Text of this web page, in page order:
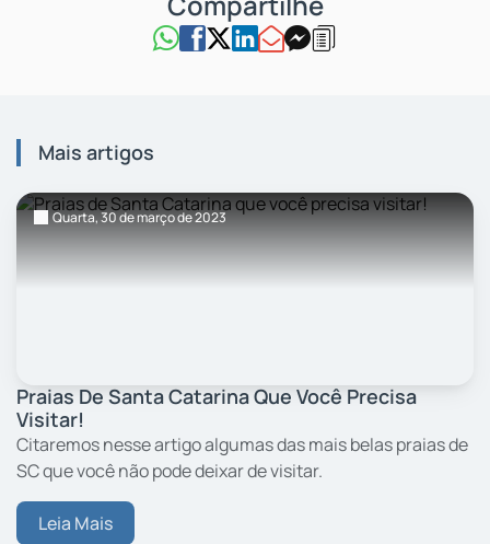
Mais artigos
Quarta,30de marçode 2023
Praias De Santa Catarina Que Você Precisa
Visitar!
Citaremos nesse artigo algumas das mais belas praias de
SC que você não pode deixar de visitar.
Leia Mais